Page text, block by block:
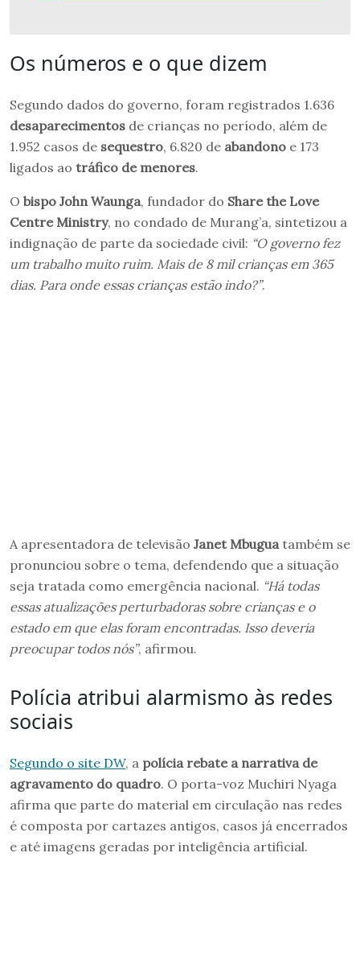
Os números e o que dizem
Segundo dados do governo, foram registrados 1.636
desaparecimentos de crianças no período, além de
1.952 casos de sequestro, 6.820 de abandono e 173
ligados ao tráfico de menores.
O bispo John Waunga, fundador do Share the Love
Centre Ministry, no condado de Murang’a, sintetizou a
indignação de parte da sociedade civil: “O governo fez
um trabalho muito ruim. Mais de 8 mil crianças em 365
dias. Para onde essas crianças estão indo?”.
A apresentadora de televisão Janet Mbuguatambém se
pronunciou sobre o tema, defendendo que a situação
seja tratada como emergência nacional. “Há todas
essas atualizações perturbadoras sobre crianças e o
estado em que elas foram encontradas. Isso deveria
preocupar todos nós”, afirmou.
Polícia atribui alarmismo às redes
sociais
Segundo o site DW, a polícia rebate a narrativa de
agravamento do quadro. O porta-voz Muchiri Nyaga
afirma que parte do material em circulação nas redes
é composta por cartazes antigos, casos já encerrados
e até imagens geradas por inteligência artificial.